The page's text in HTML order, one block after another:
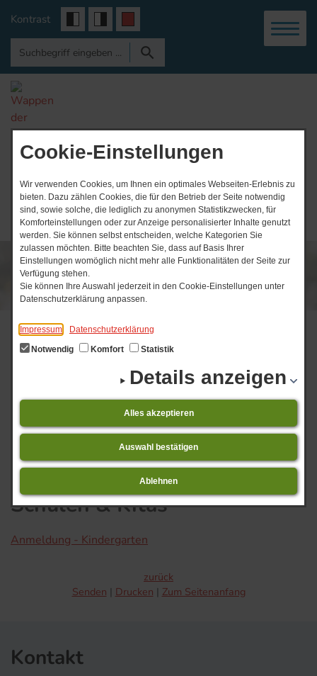
Cookie-Einstellungen
Wir verwenden Cookies, um Ihnen ein optimales Webseiten-Erlebnis zu
bieten. Dazu zählen Cookies, die für den Betrieb der Seite notwendig
sind, sowie solche, die lediglich zu anonymen Statistikzwecken, für
Komforteinstellungen oder zur Anzeige personalisierter Inhalte genutzt
werden. Sie können selbst entscheiden, welche Kategorien Sie
zulassen möchten. Bitte beachten Sie, dass auf Basis Ihrer
Einstellungen womöglich nicht mehr alle Funktionalitäten der Seite zur
Verfügung stehen.
Sie können Ihre Auswahl jederzeit in den Cookie-Einstellungen unter
Datenschutzerklärung anpassen.
Impressum
Datenschutzerklärung
Notwendig
Komfort Statistik
Details anzeigen
Alles akzeptieren
Auswahl bestätigen
Ablehnen
Kontrast
Veranstaltungs-Ticker
01.​08.​2026 bis 31.​08.​2026 Niederdorla -
Veranstaltungsübersicht 08.2026
Schulen & Kitas
Anmeldung - Kindergarten
zurück
Senden
Drucken Zum Seitenanfang
Kontakt